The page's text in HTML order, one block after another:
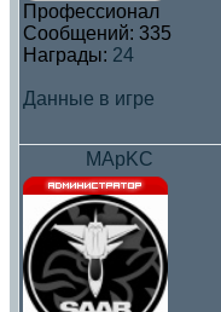
Профессионал
Сообщений: 335
Награды: 24
Данные в игре
MApKC